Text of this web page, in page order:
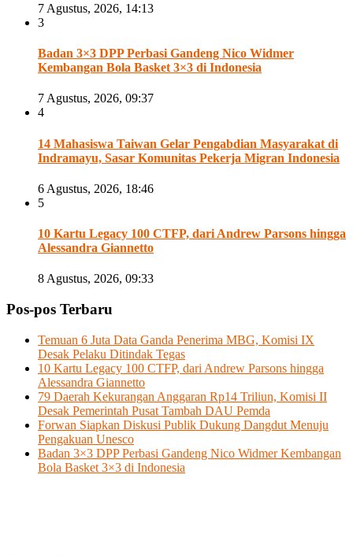
7 Agustus, 2026, 14:13
3
Badan 3×3 DPP Perbasi Gandeng Nico Widmer
Kembangan Bola Basket 3×3 di Indonesia
7 Agustus, 2026, 09:37
4
14 Mahasiswa Taiwan Gelar Pengabdian Masyarakat di
Indramayu, Sasar Komunitas Pekerja Migran Indonesia
6 Agustus, 2026, 18:46
5
10 Kartu Legacy 100 CTFP, dari Andrew Parsons hingga
Alessandra Giannetto
8 Agustus, 2026, 09:33
Pos-pos Terbaru
Temuan 6 Juta Data Ganda Penerima MBG, Komisi IX
Desak Pelaku Ditindak Tegas
10 Kartu Legacy 100 CTFP, dari Andrew Parsons hingga
Alessandra Giannetto
79 Daerah Kekurangan Anggaran Rp14 Triliun, Komisi II
Desak Pemerintah Pusat Tambah DAU Pemda
Forwan Siapkan Diskusi Publik Dukung Dangdut Menuju
Pengakuan Unesco
Badan 3×3 DPP Perbasi Gandeng Nico Widmer Kembangan
Bola Basket 3×3 di Indonesia